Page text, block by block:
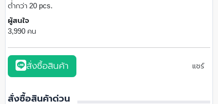
ต่ำกว่า 20 pcs.
ผู้สนใจ
3,990 คน
สั่งซื้อสินค้า แชร์
สั่งซื้อสินค้าด่วน